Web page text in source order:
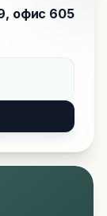
офис 605